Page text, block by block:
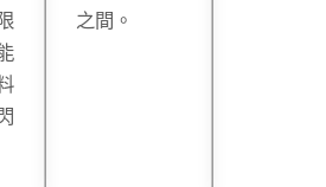
之間。